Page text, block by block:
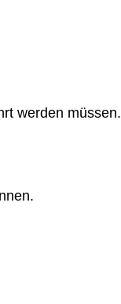
werden müssen.